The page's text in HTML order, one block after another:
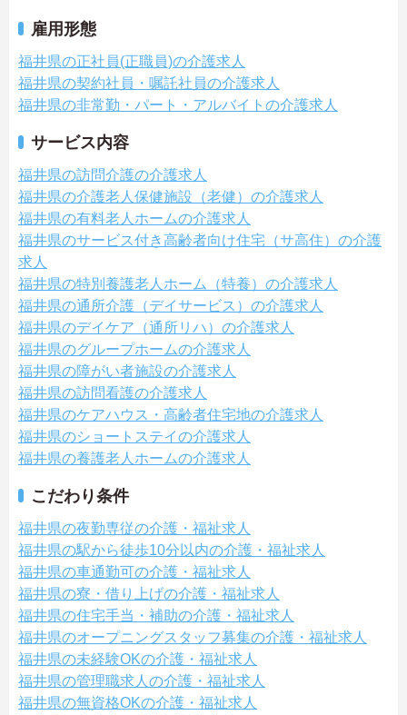
雇用形態
福井県の正社員(正職員)の介護求人
福井県の契約社員・嘱託社員の介護求人
福井県の非常勤・パート・アルバイトの介護求人
サービス内容
福井県の訪問介護の介護求人
福井県の介護老人保健施設（老健）の介護求人
福井県の有料老人ホームの介護求人
福井県のサービス付き高齢者向け住宅（サ高住）の介護
求人
福井県の特別養護老人ホーム（特養）の介護求人
福井県の通所介護（デイサービス）の介護求人
福井県のデイケア（通所リハ）の介護求人
福井県のグループホームの介護求人
福井県の障がい者施設の介護求人
福井県の訪問看護の介護求人
福井県のケアハウス・高齢者住宅地の介護求人
福井県のショートステイの介護求人
福井県の養護老人ホームの介護求人
こだわり条件
福井県の夜勤専従の介護・福祉求人
福井県の駅から徒歩10分以内の介護・福祉求人
福井県の車通勤可の介護・福祉求人
福井県の寮・借り上げの介護・福祉求人
福井県の住宅手当・補助の介護・福祉求人
福井県のオープニングスタッフ募集の介護・福祉求人
福井県の未経験OKの介護・福祉求人
福井県の管理職求人の介護・福祉求人
福井県の無資格OKの介護・福祉求人